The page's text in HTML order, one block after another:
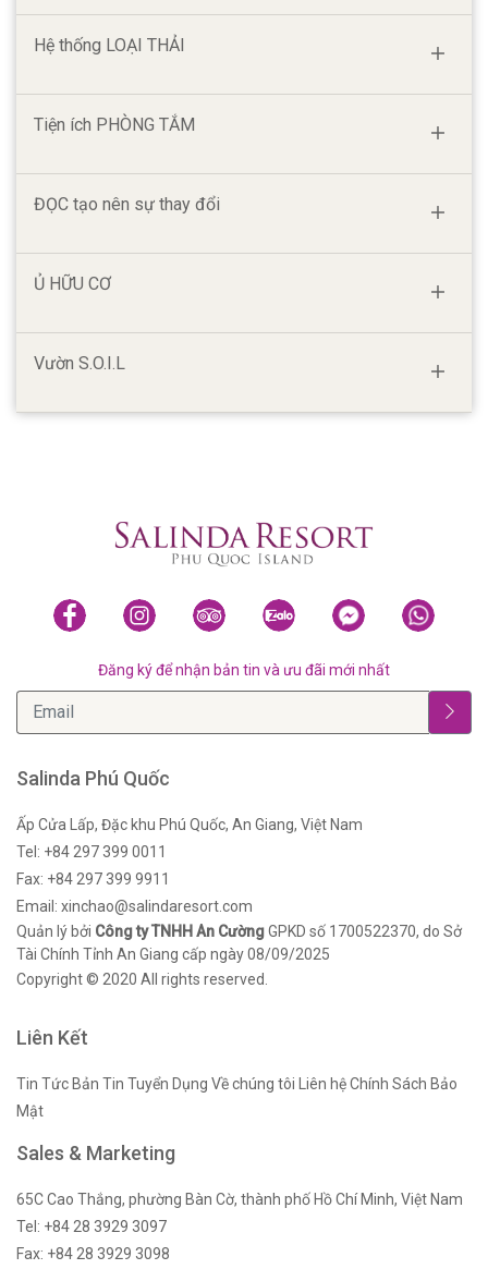
Hệ thống LOẠI THẢI
Tiện ích PHÒNG TẮM
ĐỌC tạo nên sự thay đổi
Ủ HỮU CƠ
Vườn S.O.I.L
Đăng ký để nhận bản tin và ưu đãi mới nhất
Salinda Phú Quốc
Ấp Cửa Lấp, Đặc khu Phú Quốc, An Giang, Việt Nam
Tel: +84 297 399 0011
Fax: +84 297 399 9911
Email: xinchao@salindaresort.com
Quản lý bởi Công ty TNHH An CườngGPKD số 1700522370, do Sở
Tài Chính Tỉnh An Giang cấp ngày 08/09/2025
Copyright © 2020 All rights reserved.
Liên Kết
Tin Tức Bản Tin Tuyển Dụng Về chúng tôi Liên hệChính Sách Bảo
Mật
Sales & Marketing
65C Cao Thắng, phường Bàn Cờ, thành phố Hồ Chí Minh, Việt Nam
Tel: +84 28 3929 3097
Fax: +84 28 3929 3098